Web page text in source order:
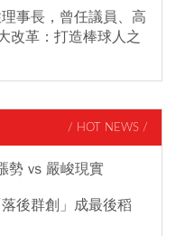
事長，曾任議員、高
改革：打造棒球人之
/ HOT NEWS /
勢 vs 嚴峻現實
後群創」成最後稻